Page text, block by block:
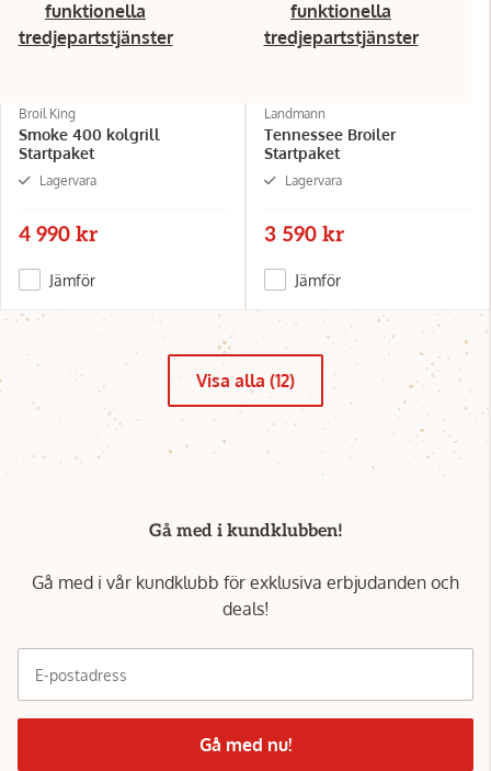
funktionella
tredjepartstjänster
Broil King
Smoke 400 kolgrill
Startpaket
Lagervara
4 990 kr
Jämför
funktionella
tredjepartstjänster
Landmann
Tennessee Broiler
Startpaket
Lagervara
3 590 kr
Jämför
Visa alla (12)
Gå med i kundklubben!
Gå med i vår kundklubb för exklusiva erbjudanden och
deals!
E-postadress
Gå med nu!